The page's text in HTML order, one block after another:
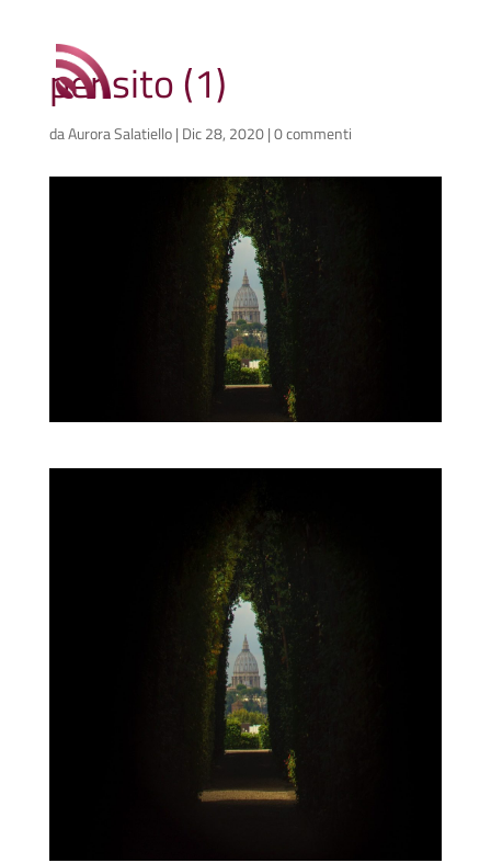
per sito (1)
daAurora Salatiello| Dic 28, 2020|0 commenti